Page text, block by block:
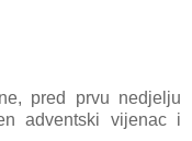
pred prvu nedjelju
adventski vijenac i